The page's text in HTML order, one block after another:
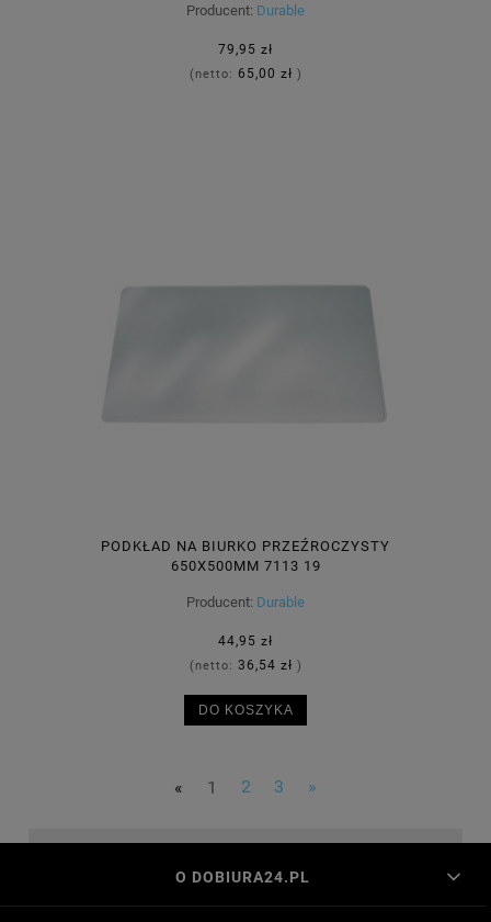
Producent: Durable
79,95 zł
(netto: 65,00 zł )
PODKŁAD NA BIURKO PRZEŹROCZYSTY
650X500MM 7113 19
Producent: Durable
44,95 zł
(netto: 36,54 zł )
DO KOSZYKA
« 1 2 3 »
O DOBIURA24.PL